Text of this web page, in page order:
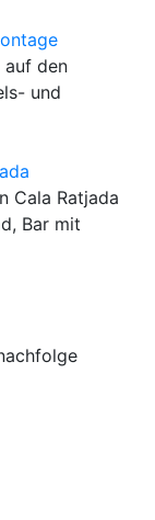
auf den
und
Cala Ratjada
Bar mit